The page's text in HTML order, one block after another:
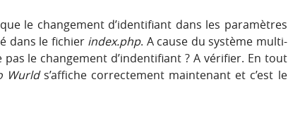
le changement d’identifiant dans les paramètres
dans le fichier index.php. A cause du système multi-
le changement d’indentifiant ? A vérifier. En tout
Wurlds’affiche correctement maintenant et c’est le